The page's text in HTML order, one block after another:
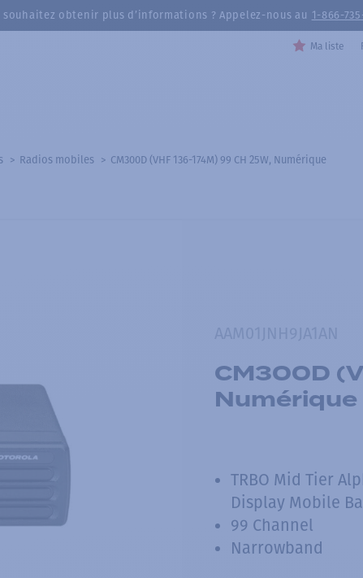
souhaitez obtenir plus d’informations ? Appelez-nous au 1-866-
Ma liste
Radios mobiles CM300D (VHF 136-174M) 99 CH 25W, Numérique
CM300D
Numérique
TRBO Mid Tier
Display Mobile
99 Channel
Narrowband